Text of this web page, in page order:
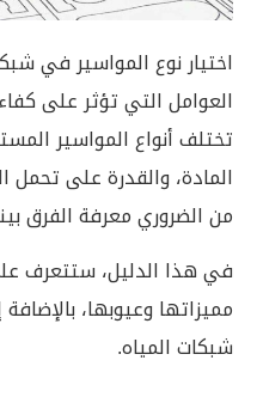
اختيار نوع المواسير في
العوامل التي تؤثر على
تختلف أنواع المواسير
المادة، والقدرة على تحمل
من الضروري معرفة الفرق
في هذا الدليل، ستتعرف
مميزاتها وعيوبها،
شبكات المياه.